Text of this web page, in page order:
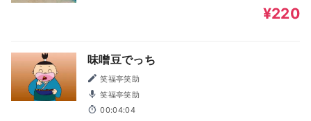
¥220
味噌豆でっち
笑福亭笑助
笑福亭笑助
00:04:04